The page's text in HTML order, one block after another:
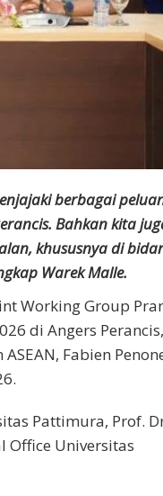
berbagai
Bahkan kita
khususnya di
Warek Malle.
Working Group
di Angers Perancis,
Fabien
Pattimura, Prof.
Office Universitas